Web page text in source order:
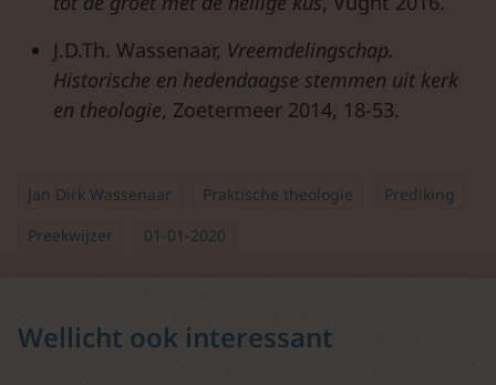
J.D.Th. Wassenaar, Vreemdelingschap.
Historische en hedendaagse stemmen uit kerk
en theologie, Zoetermeer 2014, 18-53.
Jan Dirk Wassenaar Praktische theologie
Prediking
Preekwijzer
01-01-2020
Wellicht ook interessant